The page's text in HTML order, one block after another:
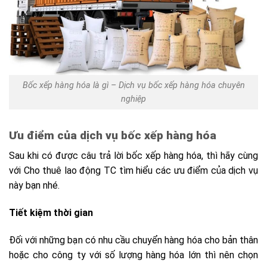
Bốc xếp hàng hóa là gì – Dịch vụ bốc xếp hàng hóa chuyên
nghiệp
Ưu điểm của dịch vụ bốc xếp hàng hóa
Sau khi có được câu trả lời bốc xếp hàng hóa, thì hãy cùng
với Cho thuê lao động TC tìm hiểu các ưu điểm của dịch vụ
này bạn nhé.
Tiết kiệm thời gian
Đối với những bạn có nhu cầu chuyển hàng hóa cho bản thân
hoặc cho công ty với số lượng hàng hóa lớn thì nên chọn